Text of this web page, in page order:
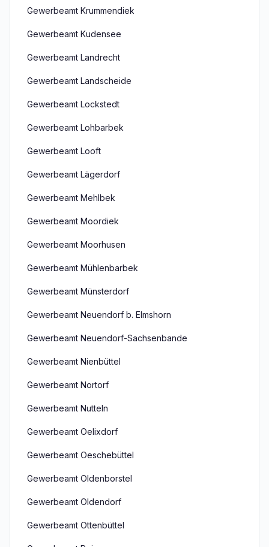
Gewerbeamt Krummendiek
Gewerbeamt Kudensee
Gewerbeamt Landrecht
Gewerbeamt Landscheide
Gewerbeamt Lockstedt
Gewerbeamt Lohbarbek
Gewerbeamt Looft
Gewerbeamt Lägerdorf
Gewerbeamt Mehlbek
Gewerbeamt Moordiek
Gewerbeamt Moorhusen
Gewerbeamt Mühlenbarbek
Gewerbeamt Münsterdorf
Gewerbeamt Neuendorf b. Elmshorn
Gewerbeamt Neuendorf-Sachsenbande
Gewerbeamt Nienbüttel
Gewerbeamt Nortorf
Gewerbeamt Nutteln
Gewerbeamt Oelixdorf
Gewerbeamt Oeschebüttel
Gewerbeamt Oldenborstel
Gewerbeamt Oldendorf
Gewerbeamt Ottenbüttel